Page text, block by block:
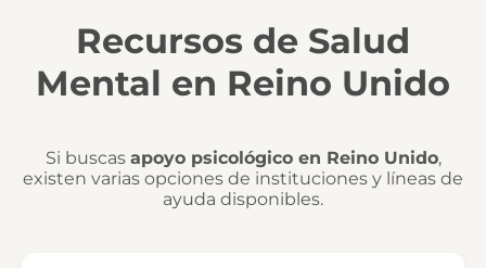
Recursos de Salud
Mental en Reino Unido
Si buscas apoyo psicológico en Reino Unido,
existen varias opciones de instituciones y líneas de
ayuda disponibles.